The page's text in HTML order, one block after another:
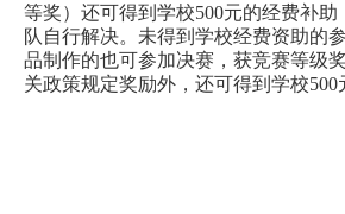
等奖）还可得到学校500元的经费补
队自行解决。未得到学校经费资助的
品制作的也可参加决赛，获竞赛等级
关政策规定奖励外，还可得到学校500